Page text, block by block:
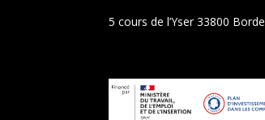
5 cours de l’Yser 33800